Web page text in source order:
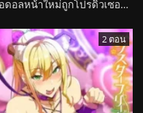
ไอดอลหน้าใหม่ถูกโปรดิวเซอร์ลากลงนรกสีดำ Kegareboshi
2 ตอน